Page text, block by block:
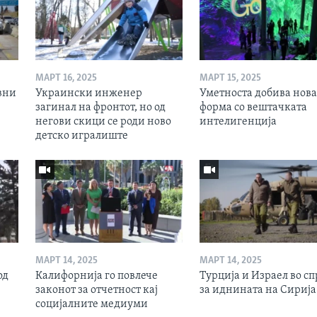
МАРТ 16, 2025
Украински инженер
загинал на фронтот, но од
негови скици се роди ново
детско игралиште
МАРТ 15, 2025
Уметноста добива нова
форма со вештачката
интелигенција
МАРТ 14, 2025
Калифорнија го повлече
законот за отчетност кај
социјалните медиуми
МАРТ 14, 2025
Турција и Израел во
за иднината на Сирија